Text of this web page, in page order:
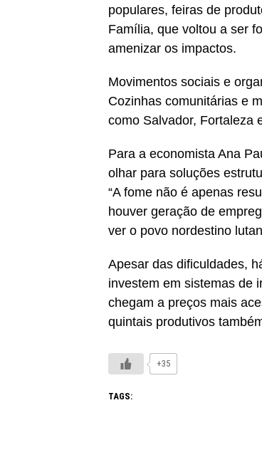
populares, feiras de
Família, que voltou a ser
amenizar os impactos.
Movimentos sociais e
Cozinhas comunitárias e
como Salvador, Fortaleza
Para a economista Ana
olhar para soluções
“A fome não é apenas
houver geração de
ver o povo nordestino
Apesar das dificuldades,
investem em sistemas de
chegam a preços mais
quintais produtivos
+35
TAGS: